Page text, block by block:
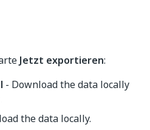
Jetzt exportieren:
- Download the data locally
the data locally.